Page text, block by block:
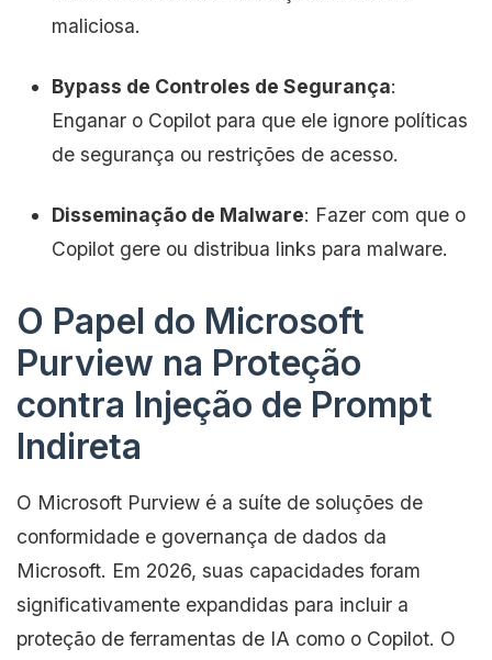
maliciosa.
Bypass de Controles de Segurança:
Enganar o Copilot para que ele ignore políticas
de segurança ou restrições de acesso.
Disseminação de Malware: Fazer com que o
Copilot gere ou distribua links para malware.
O Papel do Microsoft
Purview na Proteção
contra Injeção de Prompt
Indireta
O Microsoft Purview é a suíte de soluções de
conformidade e governança de dados da
Microsoft. Em 2026, suas capacidades foram
significativamente expandidas para incluir a
proteção de ferramentas de IA como o Copilot. O